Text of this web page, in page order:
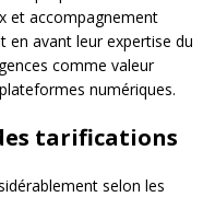
et accompagnement
en avant leur expertise du
comme valeur
numériques.
tarifications
selon les